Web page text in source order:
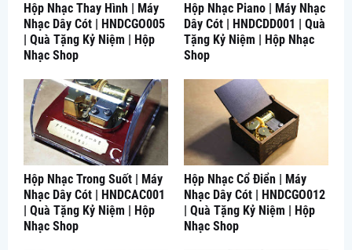
Hộp Nhạc Thay Hình | Máy
Nhạc Dây Cót | HNDCGO005
| Quà Tặng Kỷ Niệm | Hộp
Nhạc Shop
Hộp Nhạc Piano | Máy Nhạc
Dây Cót | HNDCDD001 | Quà
Tặng Kỷ Niệm | Hộp Nhạc
Shop
Hộp Nhạc Trong Suốt | Máy
Nhạc Dây Cót | HNDCAC001
| Quà Tặng Kỷ Niệm | Hộp
Nhạc Shop
Hộp Nhạc Cổ Điển | Máy
Nhạc Dây Cót | HNDCGO012
| Quà Tặng Kỷ Niệm | Hộp
Nhạc Shop